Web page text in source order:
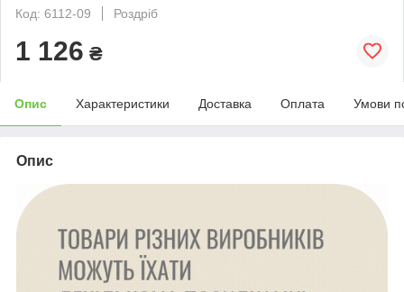
Код: 6112-09
Роздріб
1 126 ₴
Опис Характеристики Доставка Оплата Умови
Опис